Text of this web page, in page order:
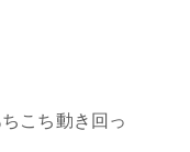
こち動き回っ